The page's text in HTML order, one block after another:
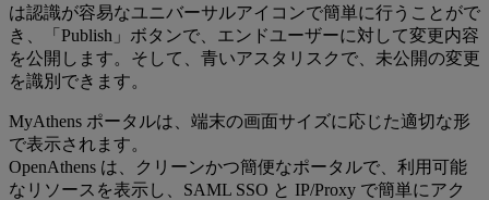
は認識が容易なユニバーサルアイコンで簡単に行うことがで
き、「Publish」ボタンで、エンドユーザーに対して変更内容
を公開します。そして、青いアスタリスクで、未公開の変更
を識別できます。
MyAthens ポータルは、端末の画面サイズに応じた適切な形
で表示されます。
OpenAthens は、クリーンかつ簡便なポータルで、利用可能
なリソースを表示し、SAML SSO と IP/Proxy で簡単にアク